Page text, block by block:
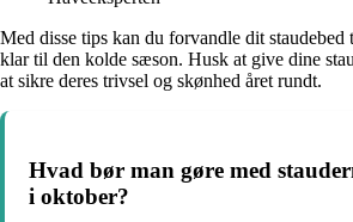
Med disse tips kan du forvandle dit staudebed
klar til den kolde sæson. Husk at give dine
at sikre deres trivsel og skønhed året rundt.
Hvad bør man gøre med
i oktober?